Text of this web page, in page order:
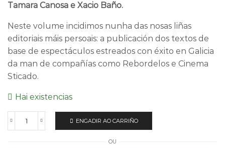
Tamara Canosa e Xacio Baño.
Neste volume incidimos nunha das nosas liñas
editoriais máis persoais: a publicación dos textos de
base de espectáculos estreados con éxito en Galicia
da man de compañías como Rebordelos e Cinema
Sticado.
Hai existencias
ENGADIR AO CARRIÑO
OU